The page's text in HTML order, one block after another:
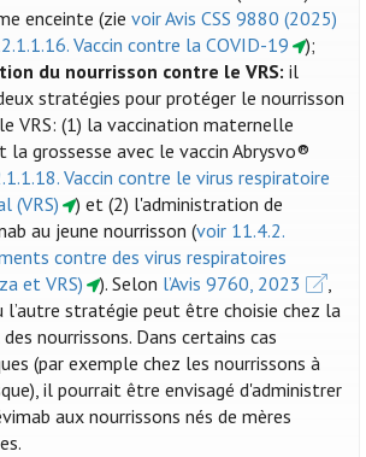
enceinte (zie voir Avis CSS 9880 (2025)
Vaccin contre la COVID-19
);
du nourrisson contre le VRS: il
stratégies pour protéger le nourrisson
VRS: (1) la vaccination maternelle
la grossesse avec le vaccin Abrysvo®
Vaccin contre le virus respiratoire
(VRS)
) et (2) l'administration de
au jeune nourrisson (voir 11.4.2.
contre des virus respiratoires
et VRS)
). Selon l’Avis 9760, 2023
,
l’autre stratégie peut être choisie chez la
nourrissons. Dans certains cas
(par exemple chez les nourrissons à
il pourrait être envisagé d'administrer
aux nourrissons nés de mères